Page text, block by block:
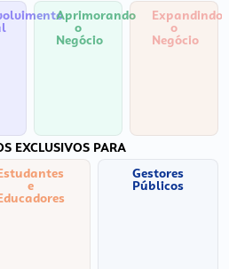
Aprimorando
o
Negócio
Expandindo
o
Negócio
EXCLUSIVOS PARA
e
Gestores
Públicos